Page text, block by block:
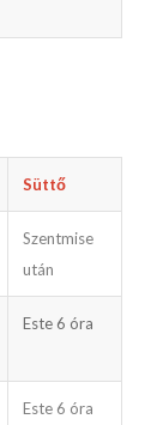
Süttő
Szentmise
után
Este 6 óra
Este 6 óra